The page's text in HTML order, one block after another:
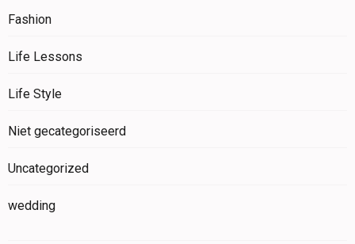
Fashion
Life Lessons
Life Style
Niet gecategoriseerd
Uncategorized
wedding